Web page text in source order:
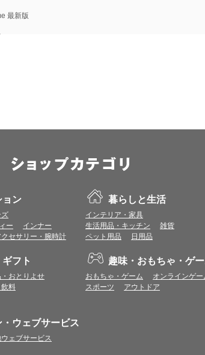
最新版
ラウザや、推奨以前のバージョンのブラウザをご利用の場合
ラウザでのご利用をお願いいたします。
について＞
CookieとJavaScriptの機能を使用している為、Cookieと
まして
トのポイント通常1倍分に加え、上乗せとなる1〜19倍分のポ
ト付与の対象は、商品代金のみ（税・送料等を除く）となりま
トの付与予定時期は、カードご利用代金のご請求月と異なる
で、各ショップのショップ詳細ページにてご確認ください。
き1ポイントとして計算されるため、一部の法人カード等に
ります。
内容等に変更があった場合は、プレミアムポイント付与の対
・返品した場合は、プレミアムポイント付与の対象となりませ
数回ご利用される場合は、1回のご利用ごとにポイントUPモ
ョン
ズ
ー
インナー
クセサリー・腕時計
暮らしと生活
インテリア・家具
生活用品・キッチン
雑貨
ペット用品
日用品
フト
おとりよせ
飲料
趣味・おもちゃ・ゲ
おもちゃ・ゲーム
オンラインゲー
スポーツ
アウトドア
・ウェブサービス
ェブサービス